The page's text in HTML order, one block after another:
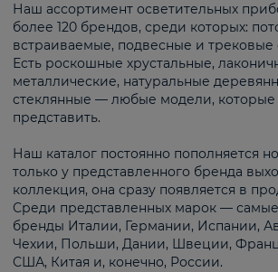
Наш ассортимент осветительных
более 120 брендов, среди которых:
встраиваемые, подвесные и трековые
Есть роскошные хрустальные,
металлические, натуральные
стеклянные — любые модели, которые
представить.
Наш каталог постоянно пополняется
только у представленного бренда
коллекция, она сразу появляется в
Среди представленных марок —
бренды Италии, Германии, Испании,
Чехии, Польши, Дании, Швеции,
США, Китая и, конечно, России.